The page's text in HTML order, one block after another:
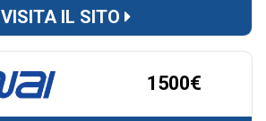
VISITA IL SITO
1500€